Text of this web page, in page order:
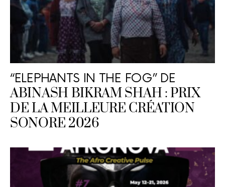
“ELEPHANTS IN THE FOG” DE
ABINASH BIKRAM SHAH : PRIX
DE LA MEILLEURE CRÉATION
SONORE 2026